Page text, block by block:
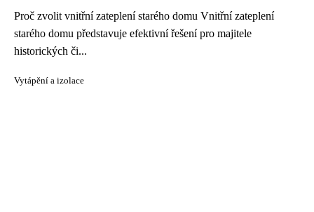
Proč zvolit vnitřní zateplení starého domu Vnitřní zateplení
starého domu představuje efektivní řešení pro majitele
historických či...
Vytápění a izolace